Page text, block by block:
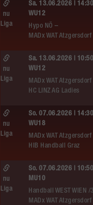
Sa. 13.06.2026 |
WU12
Hypo NÖ –
MADx WAT Atzgersdorf
nu
Liga
Sa. 13.06.2026 |
WU12
MADx WAT Atzgersdorf
HC LINZ AG Ladies
nu
Liga
So. 07.06.2026 |
WU18
MADx WAT Atzgersdorf
HIB Handball Graz
nu
Liga
So. 07.06.2026 |
MU10
Handball WEST WIEN /
MADx WAT Atzgersdorf
nu
Liga